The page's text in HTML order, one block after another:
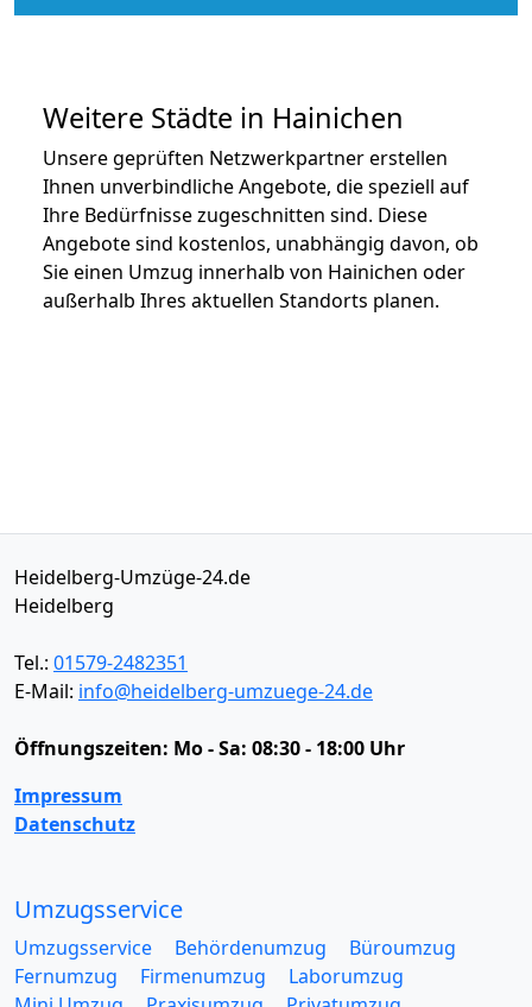
Weitere Städte in Hainichen
Unsere geprüften Netzwerkpartner erstellen
Ihnen unverbindliche Angebote, die speziell auf
Ihre Bedürfnisse zugeschnitten sind. Diese
Angebote sind kostenlos, unabhängig davon, ob
Sie einen Umzug innerhalb von Hainichen oder
außerhalb Ihres aktuellen Standorts planen.
Heidelberg-Umzüge-24.de
Heidelberg
Tel.: 01579-2482351
E-Mail: info@heidelberg-umzuege-24.de
Öffnungszeiten: Mo - Sa: 08:30 - 18:00 Uhr
Impressum
Datenschutz
Umzugsservice
Umzugsservice Behördenumzug
Büroumzug
Fernumzug
Firmenumzug
Laborumzug